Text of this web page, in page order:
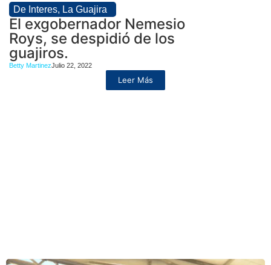
De Interes, La Guajira
El exgobernador Nemesio
Roys, se despidió de los
guajiros.
Betty MartinezJulio 22, 2022
Leer Más